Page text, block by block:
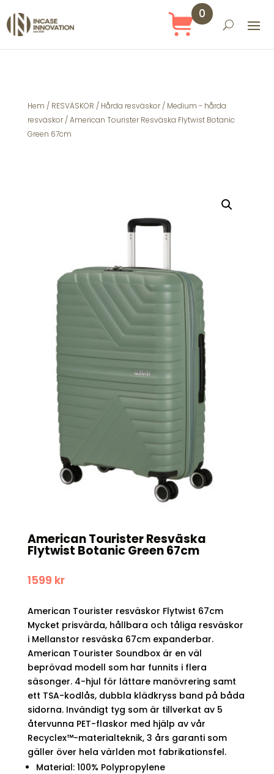
0
Hem / RESVÄSKOR / Hårda resväskor/ Medium - hårda
resväskor/ American Tourister Resväska Flytwist Botanic
Green 67cm
American Tourister Resväska
Flytwist Botanic Green 67cm
1599 kr
American Tourister resväskor Flytwist 67cm
Mycket prisvärda, hållbara och tåliga resväskor
i Mellanstor resväska 67cm expanderbar.
American Tourister Soundbox är en väl
beprövad modell som har funnits i flera
säsonger. 4-hjul för lättare manövrering samt
ett TSA-kodlås, dubbla klädkryss band på båda
sidorna. Invändigt tyg som är tillverkat av 5
återvunna PET-flaskor med hjälp av vår
Recyclex™-materialteknik, 3 års garanti som
gäller över hela världen mot fabrikationsfel.
Material: 100% Polypropylene